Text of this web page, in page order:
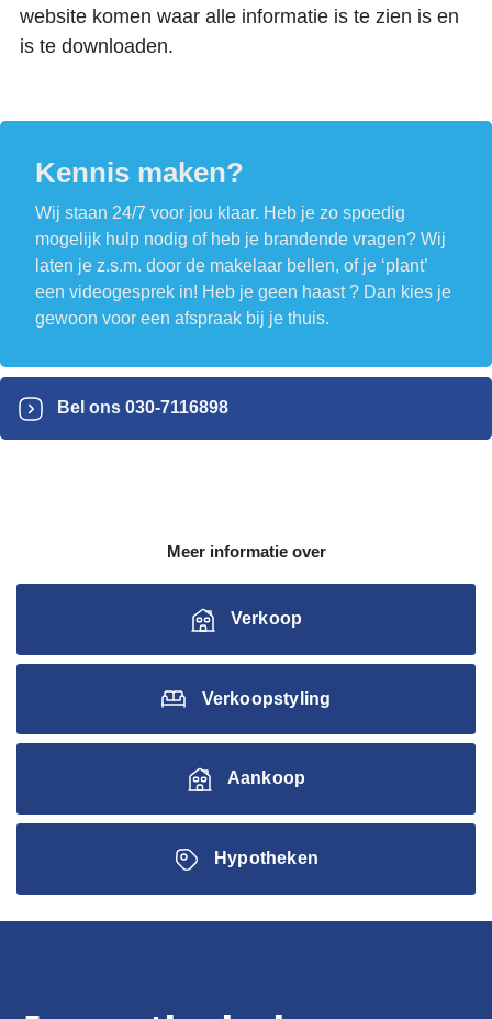
website komen waar alle informatie is te zien is en
is te downloaden.
Kennis maken?
Wij staan 24/7 voor jou klaar. Heb je zo spoedig
mogelijk hulp nodig of heb je brandende vragen? Wij
laten je z.s.m. door de makelaar bellen, of je ‘plant’
een videogesprek in! Heb je geen haast ? Dan kies je
gewoon voor een afspraak bij je thuis.
Bel ons 030-7116898
Meer informatie over
Verkoop
Verkoopstyling
Aankoop
Hypotheken